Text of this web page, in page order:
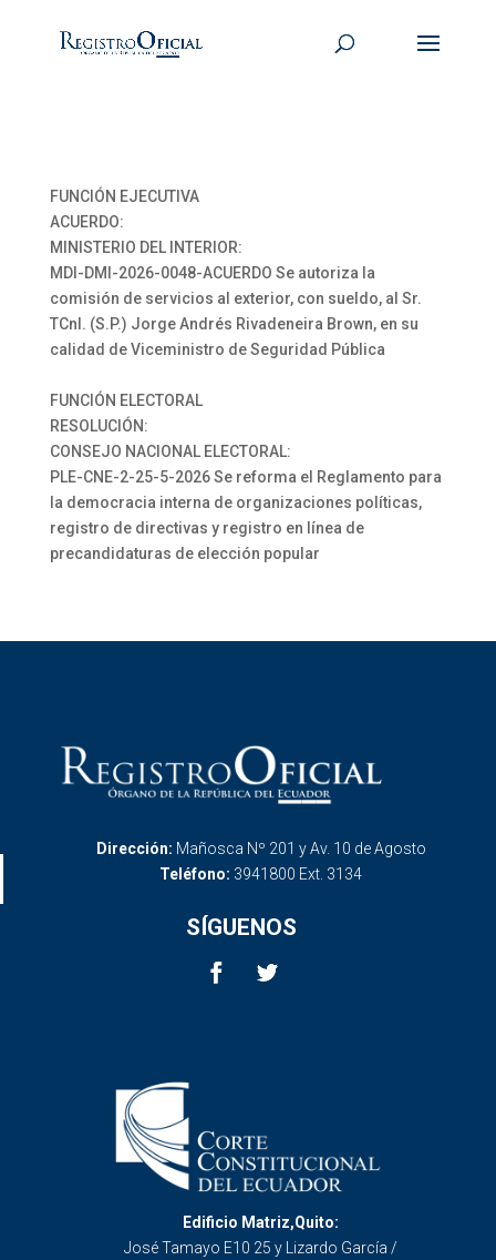
FUNCIÓN EJECUTIVA
ACUERDO:
MINISTERIO DEL INTERIOR:
MDI-DMI-2026-0048-ACUERDO Se autoriza la
comisión de servicios al exterior, con sueldo, al Sr.
TCnl. (S.P.) Jorge Andrés Rivadeneira Brown, en su
calidad de Viceministro de Seguridad Pública
FUNCIÓN ELECTORAL
RESOLUCIÓN:
CONSEJO NACIONAL ELECTORAL:
PLE-CNE-2-25-5-2026 Se reforma el Reglamento para
la democracia interna de organizaciones políticas,
registro de directivas y registro en línea de
precandidaturas de elección popular
Dirección: Mañosca Nº 201 y Av. 10 de Agosto
Teléfono: 3941800 Ext. 3134
SÍGUENOS
Edificio Matriz,Quito:
José Tamayo E10 25 y Lizardo García /